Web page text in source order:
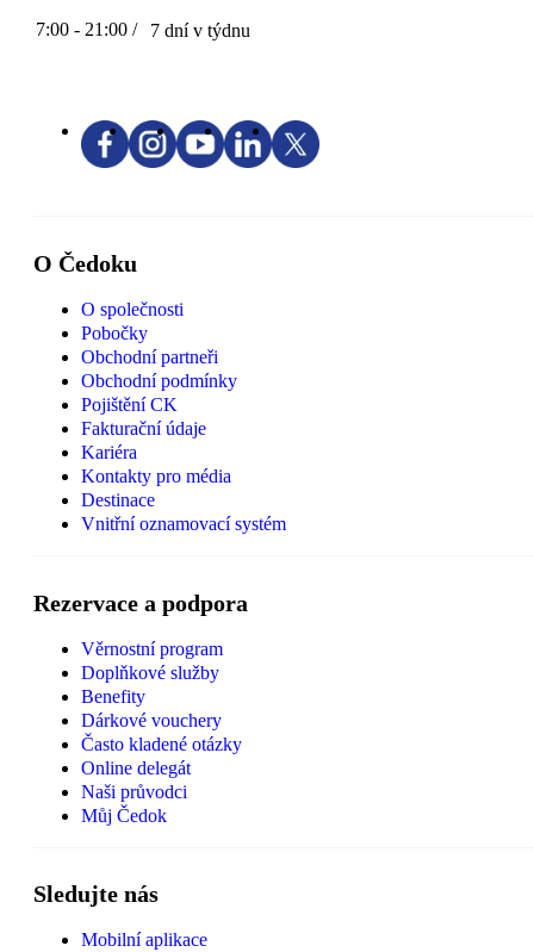
7:00 - 21:00 / 7 dní v týdnu
O Čedoku
O společnosti
Pobočky
Obchodní partneři
Obchodní podmínky
Pojištění CK
Fakturační údaje
Kariéra
Kontakty pro média
Destinace
Vnitřní oznamovací systém
Rezervace a podpora
Věrnostní program
Doplňkové služby
Benefity
Dárkové vouchery
Často kladené otázky
Online delegát
Naši průvodci
Můj Čedok
Sledujte nás
Mobilní aplikace